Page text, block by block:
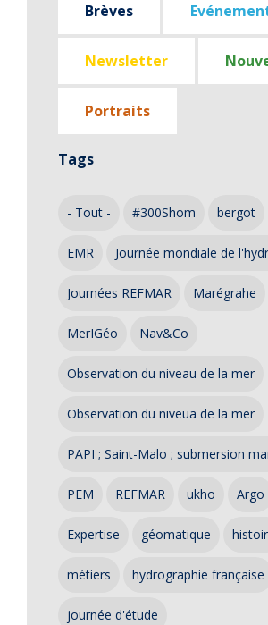
Brèves
Newsletter
Portraits
Tags
- Tout - #300Shom bergot
EMR Journée mondiale de
Journées REFMAR Marégrahe
MerIGéo Nav&Co
Observation du niveau de la mer
Observation du niveua de la mer
PAPI ; Saint-Malo ; submersion
PEM REFMAR ukho Argo
Expertise géomatique
métiers hydrographie française
journée d'étude